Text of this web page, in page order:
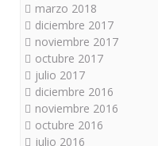
marzo 2018
diciembre 2017
noviembre 2017
octubre 2017
julio 2017
diciembre 2016
noviembre 2016
octubre 2016
julio 2016